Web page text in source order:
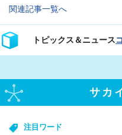
関連記事一覧へ
トピックス＆ニュース
サカ
注目ワード